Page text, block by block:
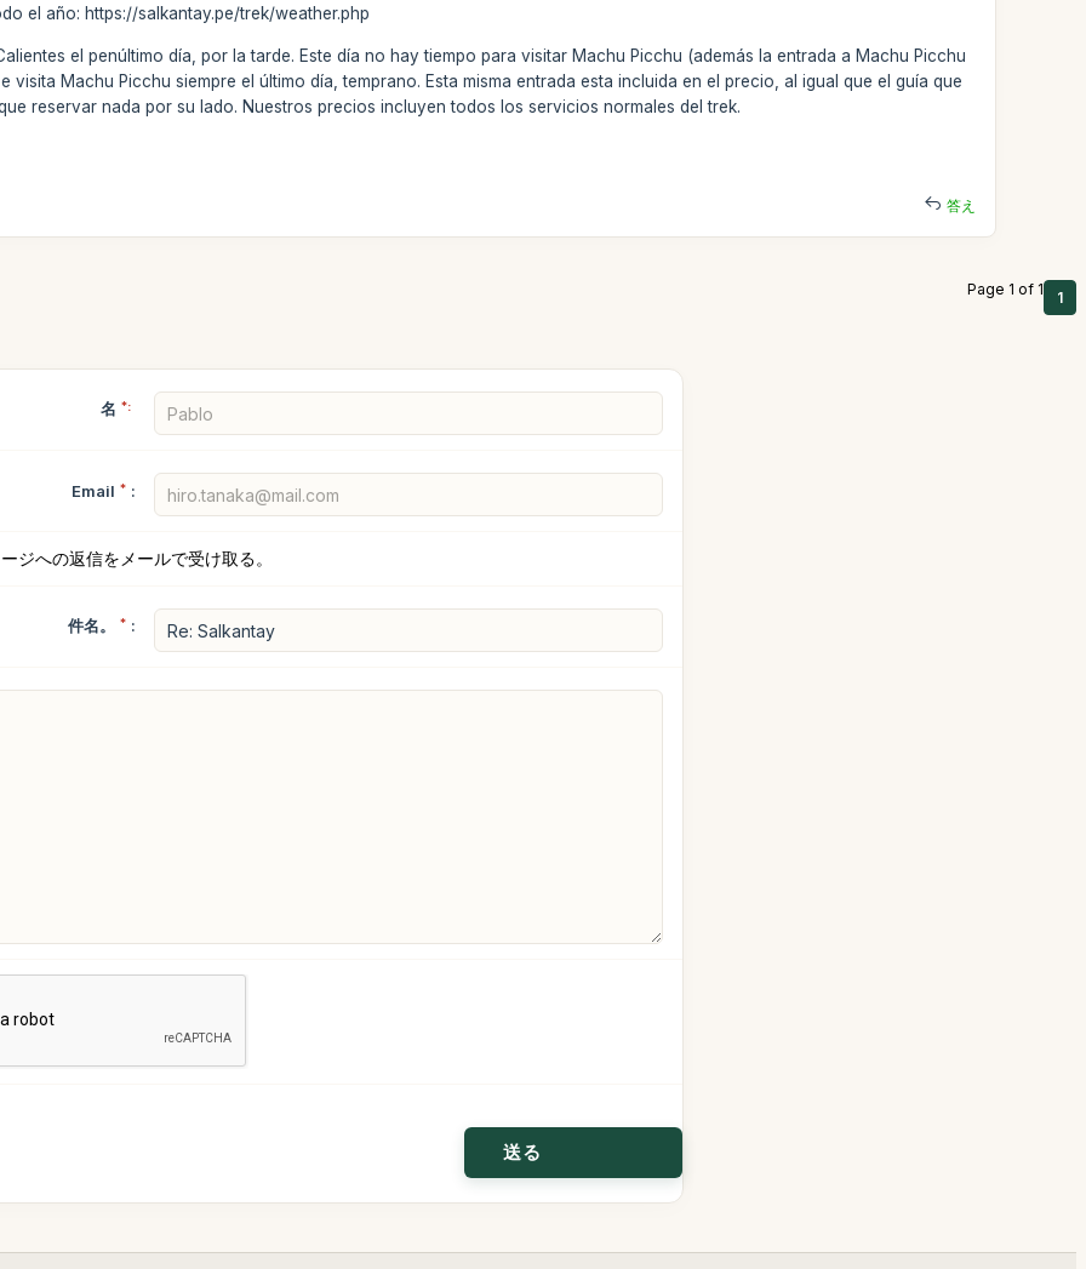
el año: https://salkantay.pe/trek/weather.php
el penúltimo día, por la tarde. Este día no hay tiempo para visitar Machu Picchu (además la entrada a Machu Picchu
visita Machu Picchu siempre el último día, temprano. Esta misma entrada esta incluida en el precio, al igual que el guía que
reservar nada por su lado. Nuestros precios incluyen todos los servicios normales del trek.
答え
Page 1 of 1 1
名 *:
Email * :
ジへの返信をメールで受け取る。
件名。 * :